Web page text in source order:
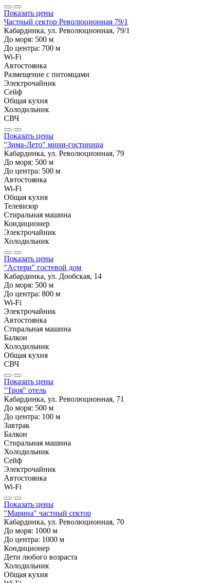
Показать цены
Частный сектор Революционная 79/1
Кабардинка, ул. Революционная, 79/1
До моря: 500 м
До центра: 700 м
Wi-Fi
Автостоянка
Размещение с питомцами
Электрочайник
Сейф
Общая кухня
Холодильник
СВЧ
Показать цены
"Зима-Лето" мини-гостиница
Кабардинка, ул. Революционная, 79
До моря: 500 м
До центра: 500 м
Автостоянка
Wi-Fi
Общая кухня
Телевизор
Стиральная машина
Кондиционер
Электрочайник
Холодильник
Показать цены
"Астери" гостевой дом
Кабардинка, ул. Дообская, 14
До моря: 500 м
До центра: 800 м
Wi-Fi
Электрочайник
Автостоянка
Стиральная машина
Балкон
Холодильник
Общая кухня
СВЧ
Показать цены
"Троя" отель
Кабардинка, ул. Революционная, 71
До моря: 500 м
До центра: 100 м
Завтрак
Балкон
Стиральная машина
Холодильник
Сейф
Электрочайник
Автостоянка
Wi-Fi
Показать цены
"Марина" частный сектор
Кабардинка, ул. Революционная, 70
До моря: 1000 м
До центра: 1000 м
Кондиционер
Дети любого возраста
Холодильник
Общая кухня